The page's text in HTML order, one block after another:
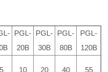
PGL-
20B
PGL-
30B
PGL-
80B
PGL-
120B
5 10 20 40 55